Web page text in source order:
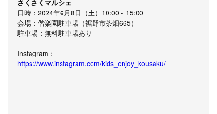
さくさくマルシェ
日時：2024年6月8日（土）10:00～15:00
会場：偕楽園駐車場（裾野市茶畑665）
駐車場：無料駐車場あり
Instagram：
https://www.instagram.com/kids_enjoy_kousaku/